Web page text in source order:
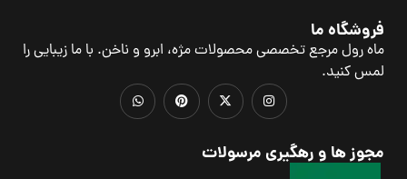
فروشگاه ما
ماه رول مرجع تخصصی محصولات مژه، ابرو و ناخن. با ما زیبایی را
لمس کنید.
مجوز ها و رهگیری مرسولات